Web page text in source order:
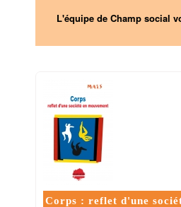
L'équipe de Champ social
Corps : reflet d'une